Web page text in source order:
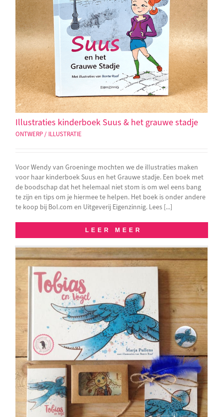
Illustraties kinderboek Suus & het grauwe stadje
ONTWERP / ILLUSTRATIE
Voor Wendy van Groeninge mochten we de illustraties maken
voor haar kinderboek Suus en het Grauwe stadje. Een boek met
de boodschap dat het helemaal niet stom is om wel eens bang
te zijn en tips om je hiermee te helpen. Het boek is onder andere
te koop bij Bol.com en Uitgeverij Eigenzinnig. Lees [...]
LEER MEER